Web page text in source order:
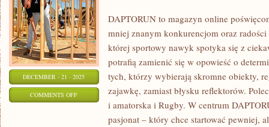
DECEMBER - 21 - 2025
COMMENTS OFFON
DAPTORUN to magazyn online
mniej znanym konkurencjom oraz
której sportowy nawyk spotyka się z
potrafią zamienić się w opowieść o
tych, którzy wybierają skromne obiekty,
zajawkę, zamiast błysku reflektorów.
i amatorska i Rugby. W centrum
pasjonat – który chce startować pewniej,